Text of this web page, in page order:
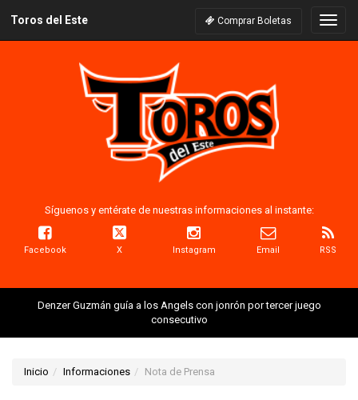
Toros del Este Comprar Boletas
Síguenos y entérate de nuestras informaciones al instante:
Facebook X Instagram Email RSS
Denzer Guzmán guía a los Angels con jonrón por tercer juego
consecutivo
Inicio Informaciones Nota de Prensa